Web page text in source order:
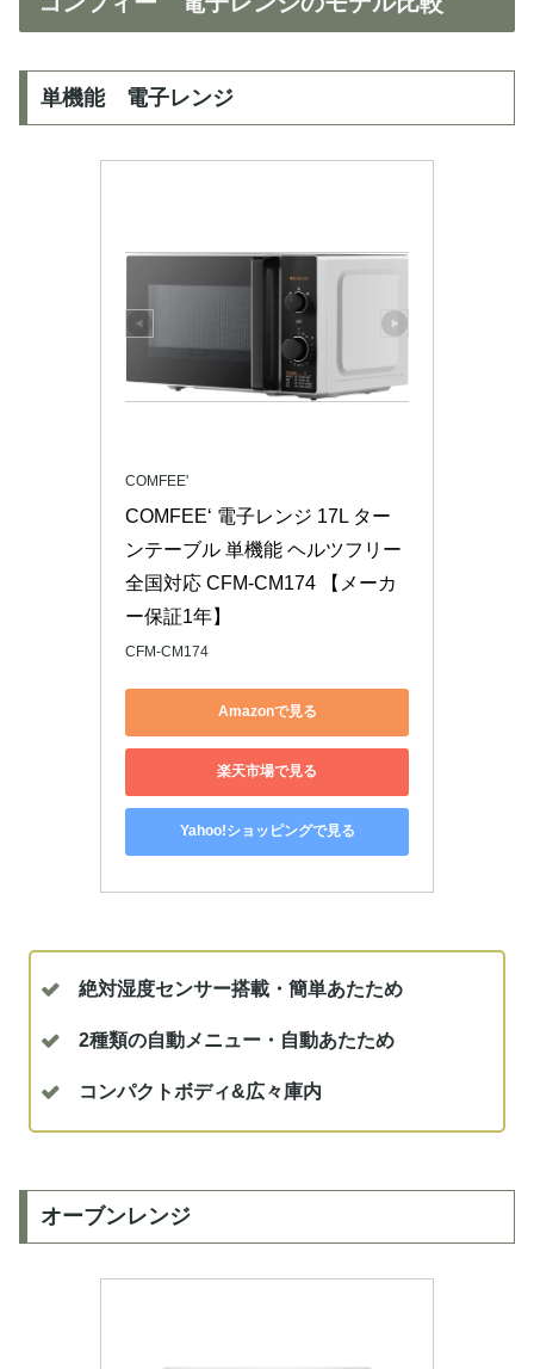
単機能 電子レンジ
COMFEE'
COMFEE‘ 電子レンジ 17L ター
ンテーブル 単機能 ヘルツフリー
全国対応 CFM-CM174 【メーカ
ー保証1年】
CFM-CM174
Amazonで見る
楽天市場で見る
Yahoo!ショッピングで見る
絶対湿度センサー搭載・簡単あたため
2種類の自動メニュー・自動あたため
コンパクトボディ&広々庫内
オーブンレンジ